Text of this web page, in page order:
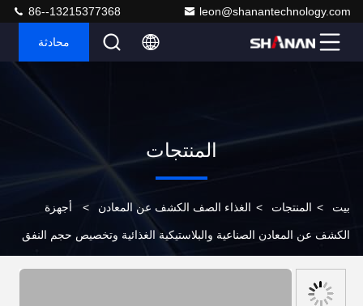
leon@shanantechnology.com
86--13215377368
محادثة
المنتجات
بيت > المنتجات > الغذاء الصف الكشف عن المعادن > أجهزة
الكشف عن المعادن الصناعية والبلاستيكية الغذائية وتخصيص حجم النفق